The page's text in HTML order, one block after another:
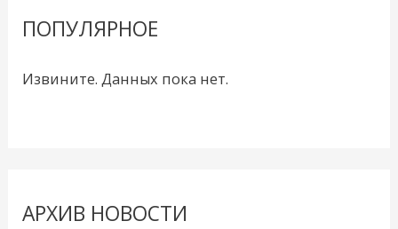
ПОПУЛЯРНОЕ
Извините. Данных пока нет.
АРХИВ НОВОСТИ